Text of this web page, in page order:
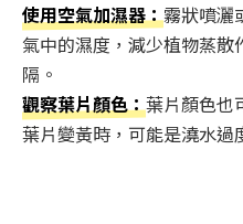
使用空氣加濕器：霧狀噴灑
氣中的濕度，減少植物蒸
隔。
觀察葉片顏色：葉片顏色也
葉片變黃時，可能是澆水過